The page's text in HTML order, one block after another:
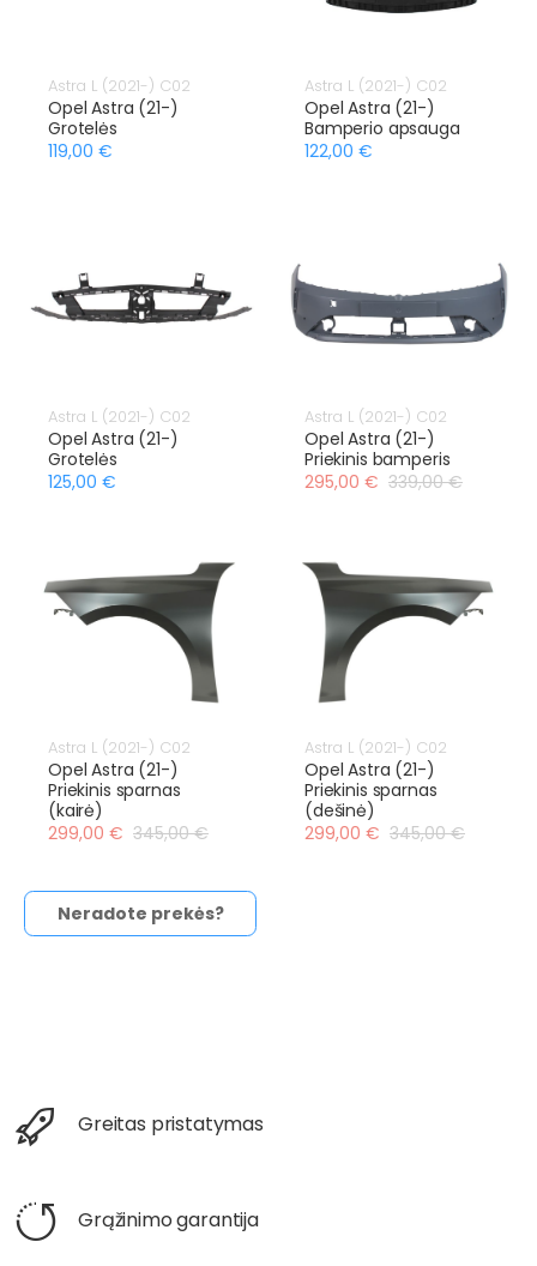
Astra L (2021-) C02
Opel Astra (21-)
Grotelės
119,00 €
Astra L (2021-) C02
Opel Astra (21-)
Bamperio apsauga
122,00 €
Astra L (2021-) C02
Opel Astra (21-)
Grotelės
125,00 €
Astra L (2021-) C02
Opel Astra (21-)
Priekinis bamperis
295,00 € 339,00 €
Astra L (2021-) C02
Opel Astra (21-)
Priekinis sparnas
(kairė)
299,00 € 345,00 €
Astra L (2021-) C02
Opel Astra (21-)
Priekinis sparnas
(dešinė)
299,00 € 345,00 €
Neradote prekės?
Greitas pristatymas
Grąžinimo garantija